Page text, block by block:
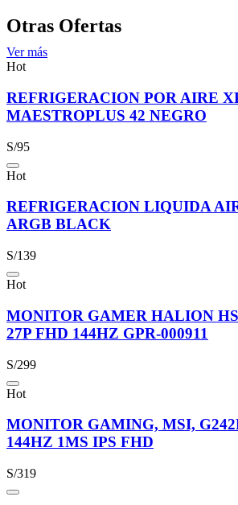
Otras Ofertas
Ver más
Hot
REFRIGERACION POR AIRE
MAESTROPLUS 42 NEGRO
S/95
Hot
REFRIGERACION LIQUIDA
ARGB BLACK
S/139
Hot
MONITOR GAMER HALION
27P FHD 144HZ GPR-000911
S/299
Hot
MONITOR GAMING, MSI,
144HZ 1MS IPS FHD
S/319